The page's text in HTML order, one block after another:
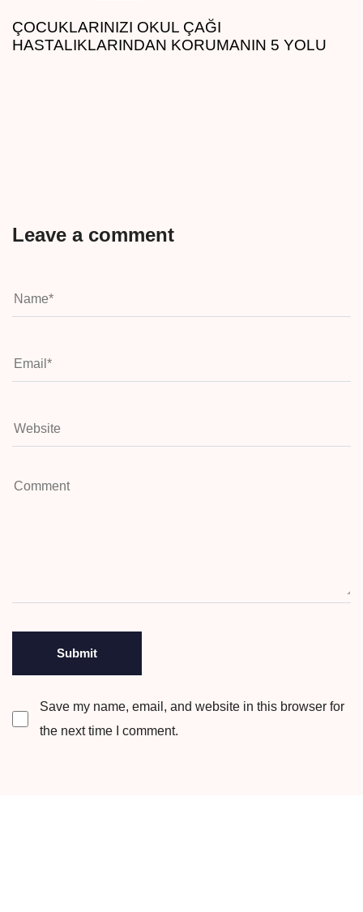
ÇOCUKLARINIZI OKUL ÇAĞI
HASTALIKLARINDAN KORUMANIN 5 YOLU
Leave a comment
Save my name, email, and website in this browser for
the next time I comment.